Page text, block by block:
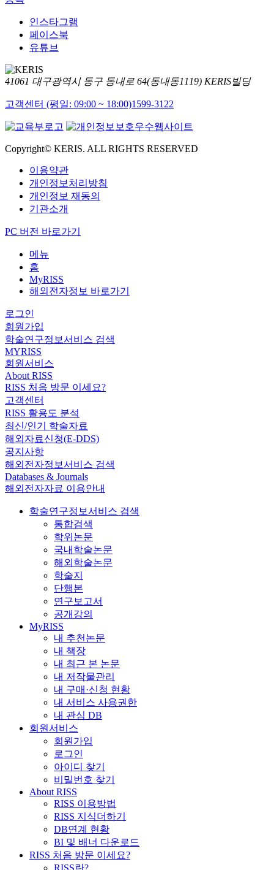
인스타그램
페이스북
유튜브
41061 대구광역시 동구 동내로 64(동내동1119) KERIS빌딩
고객센터 (평일: 09:00 ~ 18:00)1599-3122
Copyright© KERIS. ALL RIGHTS RESERVED
이용약관
개인정보처리방침
개인정보 재동의
기관소개
PC 버전 바로가기
메뉴
홈
MyRISS
해외전자정보 바로가기
로그인
회원가입
학술연구정보서비스 검색
MYRISS
회원서비스
About RISS
RISS 처음 방문 이세요?
고객센터
RISS 활용도 분석
최신/인기 학술자료
해외자료신청(E-DDS)
공지사항
해외전자정보서비스 검색
Databases & Journals
해외전자자료 이용안내
학술연구정보서비스 검색
통합검색
학위논문
국내학술논문
해외학술논문
학술지
단행본
연구보고서
공개강의
MyRISS
내 추천논문
내 책장
내 최근 본 논문
내 저작물관리
내 구매·신청 현황
내 서비스 사용권한
내 관심 DB
회원서비스
회원가입
로그인
아이디 찾기
비밀번호 찾기
About RISS
RISS 이용방법
RISS 지식더하기
DB연계 현황
BI 및 배너 다운로드
RISS 처음 방문 이세요?